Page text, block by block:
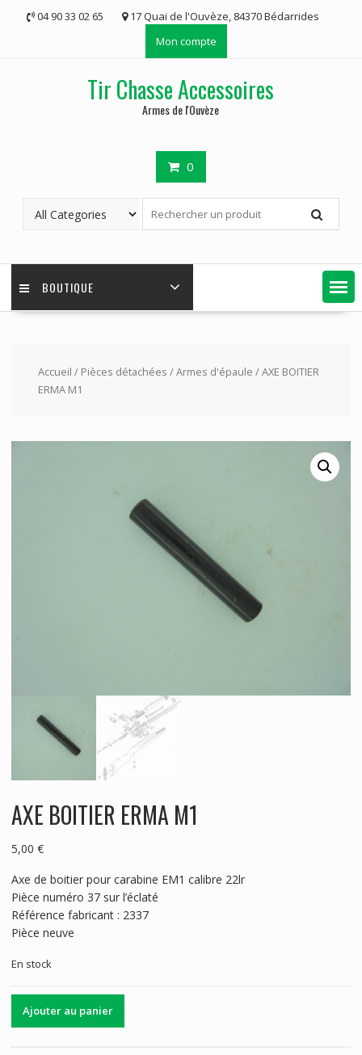
04 90 33 02 65
17 Quai de l'Ouvèze, 84370 Bédarrides
Mon compte
Tir Chasse Accessoires
Armes de l'Ouvèze
0
BOUTIQUE
Accueil / Pièces détachées /Armes d'épaule / AXE BOITIER
ERMA M1
AXE BOITIER ERMA M1
5,00 €
Axe de boitier pour carabine EM1 calibre 22lr
Pièce numéro 37 sur l’éclaté
Référence fabricant : 2337
Pièce neuve
En stock
de
Ajouter au panier